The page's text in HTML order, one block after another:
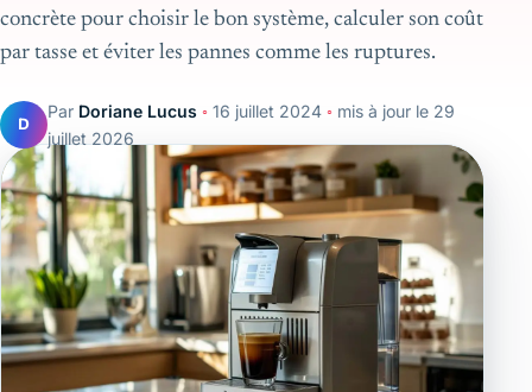
concrète pour choisir le bon système, calculer son coût
par tasse et éviter les pannes comme les ruptures.
D
Par Doriane Lucus ◦ 16 juillet 2024 ◦ mis à jour le 29
juillet 2026